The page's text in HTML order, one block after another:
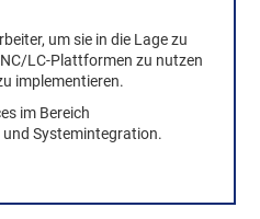
um sie in die Lage zu
LC-Plattformen zu nutzen
implementieren.
im Bereich
Systemintegration.